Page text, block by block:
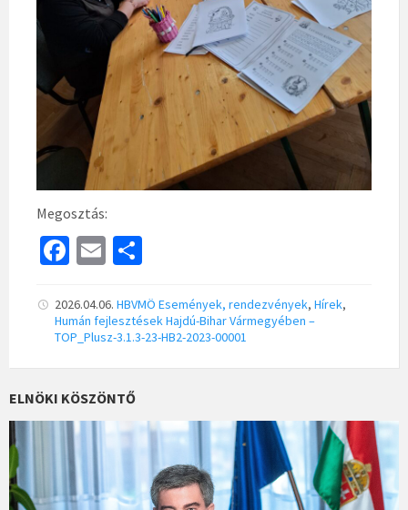
Megosztás:
Fa
b
o
o
k
E
ai
l
ar
e
2026.04.06. HBVMÖ Események, rendezvények, Hírek,
Humán fejlesztések Hajdú-Bihar Vármegyében –
TOP_Plusz-3.1.3-23-HB2-2023-00001
ELNÖKI KÖSZÖNTŐ